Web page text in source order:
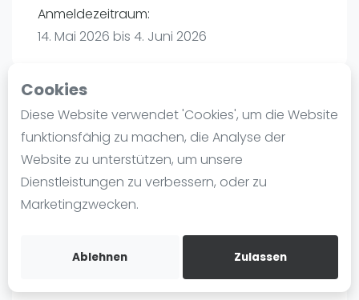
Cookies
Diese Website verwendet 'Cookies', um die Website
funktionsfähig zu machen, die Analyse der
Website zu unterstützen, um unsere
Dienstleistungen zu verbessern, oder zu
Marketingzwecken.
Ablehnen Zulassen
Frauen
FIP Männer
Blog
Die Geschichte von Padel
Regeln und Punktzählung
Padel Schläge
Video
Anmeldezeitraum:
14. Mai 2026 bis 4. Juni 2026
Playtomic
PadelBase Ludwigshafen | Ludwigshafen am
Rhein
Weiherstraße 39
Routebeschrijving